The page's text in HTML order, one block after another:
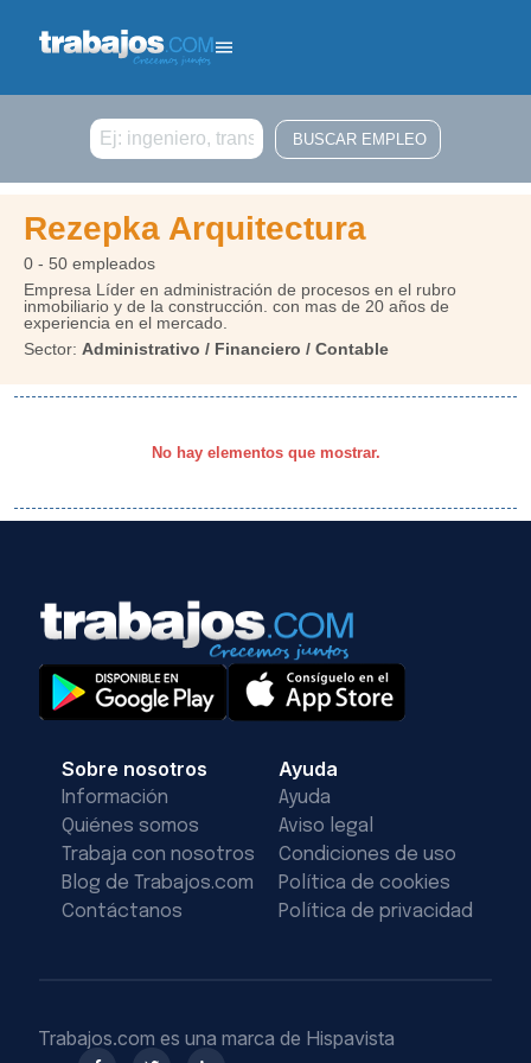
Buscar
Rezepka Arquitectura
0 - 50 empleados
Empresa Líder en administración de procesos en el rubro
inmobiliario y de la construcción. con mas de 20 años de
experiencia en el mercado.
Sector: Administrativo / Financiero / Contable
No hay elementos que mostrar.
Sobre nosotros
Información
Quiénes somos
Trabaja con nosotros
Blog de Trabajos.com
Contáctanos
Ayuda
Ayuda
Aviso legal
Condiciones de uso
Política de cookies
Política de privacidad
Trabajos.com es una marca de Hispavista